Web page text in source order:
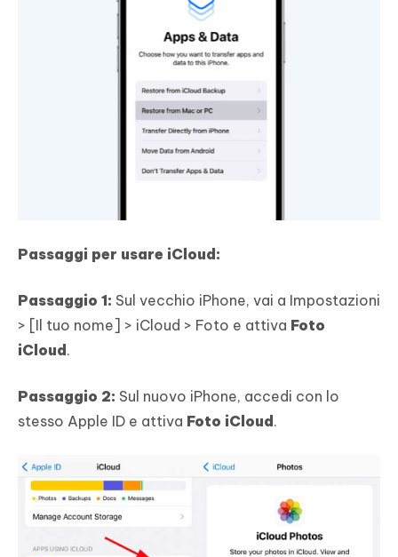
Passaggi per usare iCloud:
Passaggio 1: Sul vecchio iPhone, vai a Impostazioni
> [Il tuo nome] > iCloud > Foto e attiva Foto
iCloud.
Passaggio 2: Sul nuovo iPhone, accedi con lo
stesso Apple ID e attiva Foto iCloud.